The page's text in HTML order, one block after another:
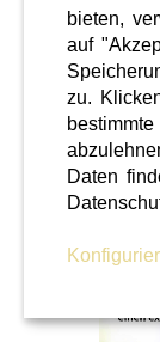
28 / 02 /
Hörcafe
Hörcafe
bieten,
auf
zu.
Daten